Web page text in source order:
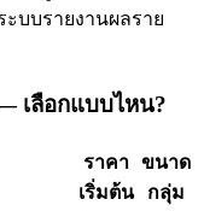
ะบบรายงานผลราย
เลือกแบบไหน?
ราคา
เริ่มต้น
ขนาด
กลุ่ม